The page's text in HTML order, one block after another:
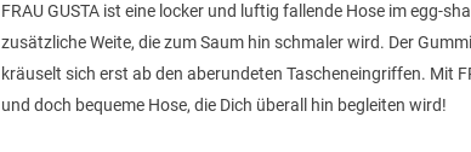
FRAU GUSTA ist eine locker und luftig fallende Hose im egg-
zusätzliche Weite, die zum Saum hin schmaler wird. Der
kräuselt sich erst ab den aberundeten Tascheneingriffen. Mit
und doch bequeme Hose, die Dich überall hin begleiten wird!